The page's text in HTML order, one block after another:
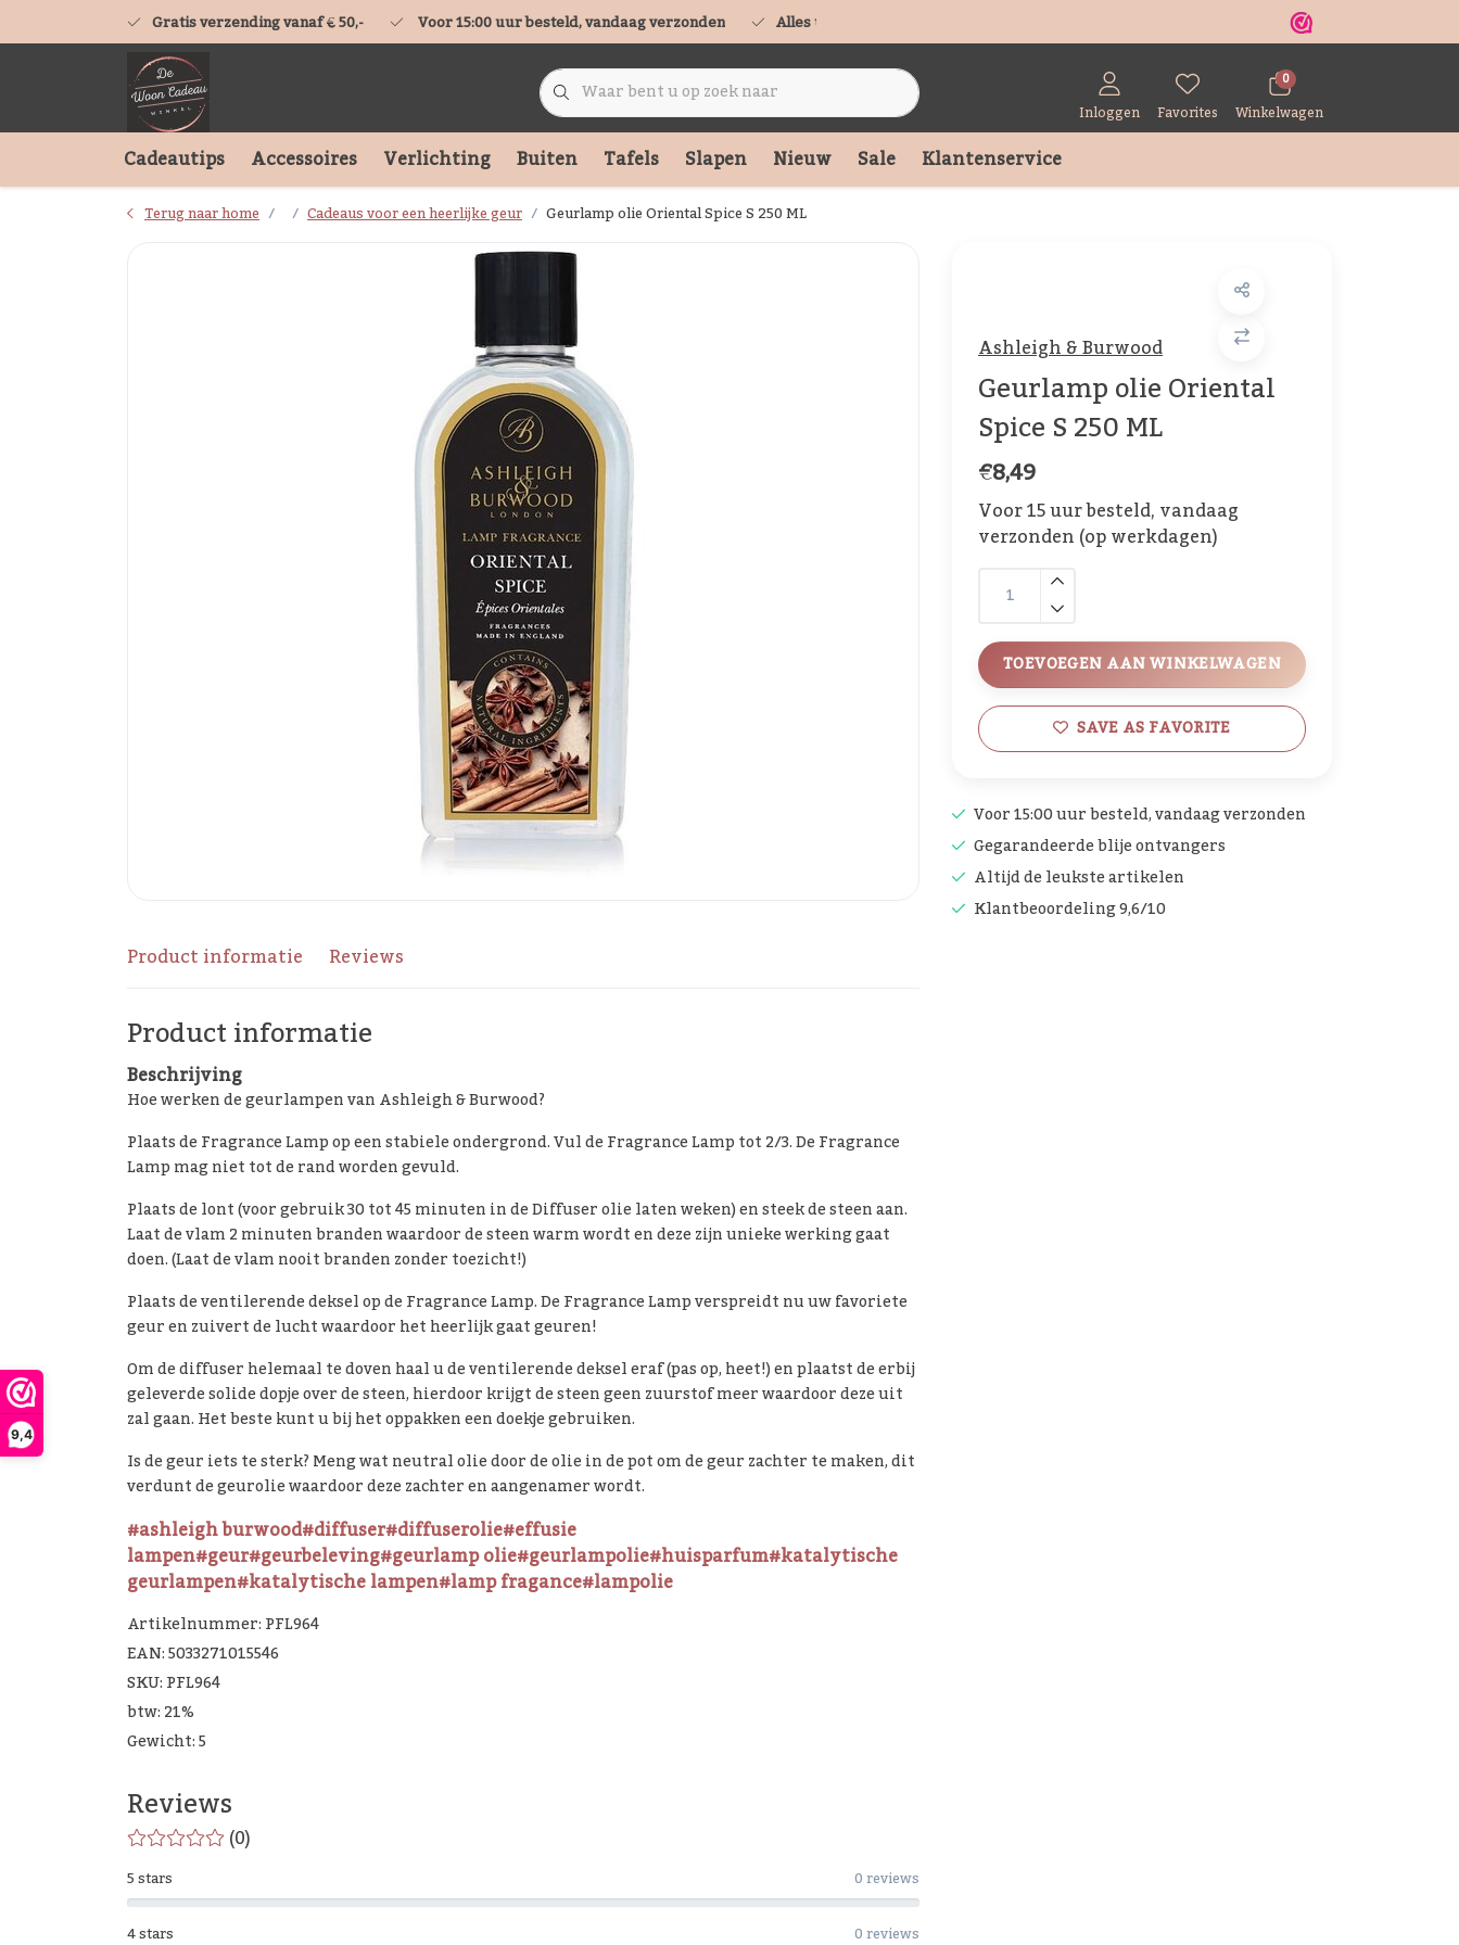
9,4
Gratis verzending vanaf € 50,- Voor 15:00 uur besteld, vandaag verzonden Alles uit voorraad leverbaar
Inloggen Favorites
0
Winkelwagen
Cadeautips Accessoires Verlichting Buiten Tafels Slapen Nieuw Sale Klantenservice
Terug naar home Cadeaus voor een heerlijke geur Geurlamp olie Oriental Spice S 250 ML
Ashleigh & Burwood
Geurlamp olie Oriental
Spice S 250 ML
€8,49
Voor 15 uur besteld, vandaag
verzonden (op werkdagen)
TOEVOEGEN AAN WINKELWAGEN
SAVE AS FAVORITE
Voor 15:00 uur besteld, vandaag verzonden
Gegarandeerde blije ontvangers
Altijd de leukste artikelen
Klantbeoordeling 9,6/10
Product informatie Reviews
Product informatie
Beschrijving
Hoe werken de geurlampen van Ashleigh & Burwood?
Plaats de Fragrance Lamp op een stabiele ondergrond. Vul de Fragrance Lamp tot 2/3. De Fragrance
Lamp mag niet tot de rand worden gevuld.
Plaats de lont (voor gebruik 30 tot 45 minuten in de Diffuser olie laten weken) en steek de steen aan.
Laat de vlam 2 minuten branden waardoor de steen warm wordt en deze zijn unieke werking gaat
doen. (Laat de vlam nooit branden zonder toezicht!)
Plaats de ventilerende deksel op de Fragrance Lamp. De Fragrance Lamp verspreidt nu uw favoriete
geur en zuivert de lucht waardoor het heerlijk gaat geuren!
Om de diffuser helemaal te doven haal u de ventilerende deksel eraf (pas op, heet!) en plaatst de erbij
geleverde solide dopje over de steen, hierdoor krijgt de steen geen zuurstof meer waardoor deze uit
zal gaan. Het beste kunt u bij het oppakken een doekje gebruiken.
Is de geur iets te sterk? Meng wat neutral olie door de olie in de pot om de geur zachter te maken, dit
verdunt de geurolie waardoor deze zachter en aangenamer wordt.
#ashleigh burwood#diffuser#diffuserolie#effusie
lampen#geur#geurbeleving#geurlamp olie#geurlampolie#huisparfum#katalytische
geurlampen#katalytische lampen#lamp fragance#lampolie
Artikelnummer: PFL964
EAN: 5033271015546
SKU: PFL964
btw: 21%
Gewicht: 5
Reviews
(0)
4 stars 0 reviews
5 stars 0 reviews